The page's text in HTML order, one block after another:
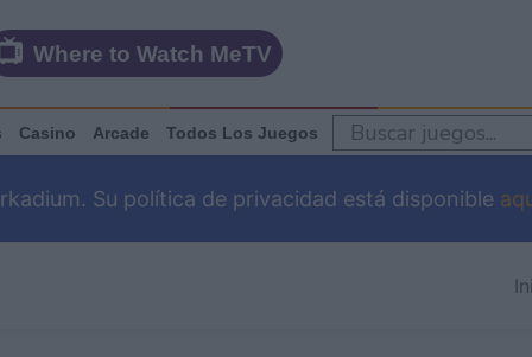
Where to Watch MeTV
Casino Arcade Todos Los Juegos
Su política de privacidad está disponible